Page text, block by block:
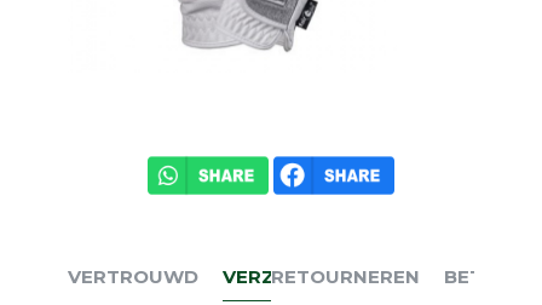
VERTROUWD VERZENDEN
RETOURNEREN BETALEN